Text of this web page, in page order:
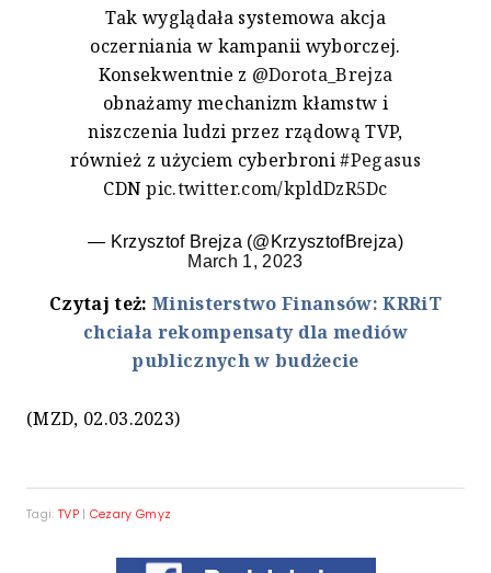
Tak wyglądała systemowa akcja
oczerniania w kampanii wyborczej.
Konsekwentnie z @Dorota_Brejza
obnażamy mechanizm kłamstw i
niszczenia ludzi przez rządową TVP,
również z użyciem cyberbroni#Pegasus
CDNpic.twitter.com/kpldDzR5Dc
— Krzysztof Brejza (@KrzysztofBrejza)
March 1, 2023
Czytaj też: Ministerstwo Finansów: KRRiT
chciała rekompensaty dla mediów
publicznych w budżecie
(MZD, 02.03.2023)
Tagi: TVP| Cezary Gmyz